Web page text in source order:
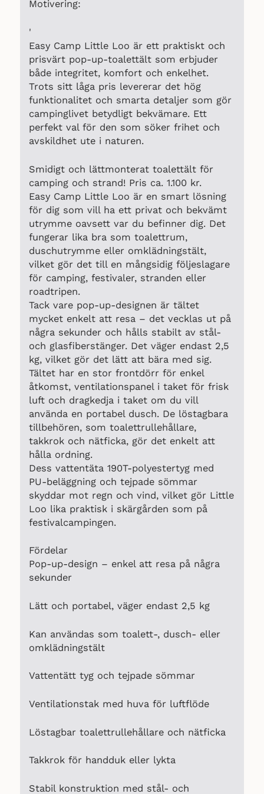
Motivering:
'
Easy Camp Little Loo är ett praktiskt och
prisvärt pop-up-toalettält som erbjuder
både integritet, komfort och enkelhet.
Trots sitt låga pris levererar det hög
funktionalitet och smarta detaljer som gör
campinglivet betydligt bekvämare. Ett
perfekt val för den som söker frihet och
avskildhet ute i naturen.
Smidigt och lättmonterat toalettält för
camping och strand! Pris ca. 1.100 kr.
Easy Camp Little Loo är en smart lösning
för dig som vill ha ett privat och bekvämt
utrymme oavsett var du befinner dig. Det
fungerar lika bra som toalettrum,
duschutrymme eller omklädningstält,
vilket gör det till en mångsidig följeslagare
för camping, festivaler, stranden eller
roadtripen.
Tack vare pop-up-designen är tältet
mycket enkelt att resa – det vecklas ut på
några sekunder och hålls stabilt av stål-
och glasfiberstänger. Det väger endast 2,5
kg, vilket gör det lätt att bära med sig.
Tältet har en stor frontdörr för enkel
åtkomst, ventilationspanel i taket för frisk
luft och dragkedja i taket om du vill
använda en portabel dusch. De löstagbara
tillbehören, som toalettrullehållare,
takkrok och nätficka, gör det enkelt att
hålla ordning.
Dess vattentäta 190T-polyestertyg med
PU-beläggning och tejpade sömmar
skyddar mot regn och vind, vilket gör Little
Loo lika praktisk i skärgården som på
festivalcampingen.
Fördelar
Pop-up-design – enkel att resa på några
sekunder
Lätt och portabel, väger endast 2,5 kg
Kan användas som toalett-, dusch- eller
omklädningstält
Vattentätt tyg och tejpade sömmar
Ventilationstak med huva för luftflöde
Löstagbar toalettrullehållare och nätficka
Takkrok för handduk eller lykta
Stabil konstruktion med stål- och